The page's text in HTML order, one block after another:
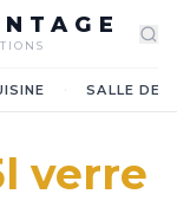
SALLE DE
verre